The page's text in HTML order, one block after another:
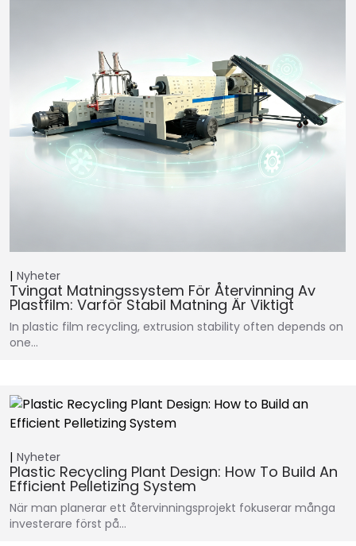
Nyheter
Tvingat Matningssystem För Återvinning Av
Plastfilm: Varför Stabil Matning Är Viktigt
In plastic film recycling, extrusion stability often depends on
one…
Nyheter
Plastic Recycling Plant Design: How To Build An
Efficient Pelletizing System
När man planerar ett återvinningsprojekt fokuserar många
investerare först på…